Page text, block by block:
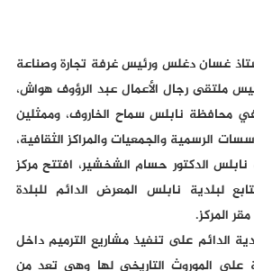
غسان دغلس ورئيس غرفة تجارة وصناعة
ملتقى رجال الأعمال عبد الرؤوف هواش،
في محافظة نابلس سماح الخاروف، وممثلين
الرسمية والجمعيات والمراكز الثقافية،
الدكتور حسام الشخشير، افتتح مركز
لبلدية نابلس المعرض الدائم للبلدة
المركز.
الدائم على تنفيذ مشاريع الترميم داخل